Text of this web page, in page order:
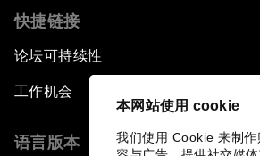
本网站使用 cookie
我们使用 Cookie 来制作
快捷链接
论坛可持续性
工作机会
语言版本